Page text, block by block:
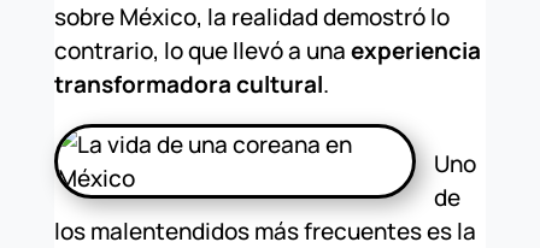
sobre México, la realidad demostró lo
contrario, lo que llevó a unaexperiencia
transformadora cultural.
Uno
de
los malentendidos más frecuentes es la